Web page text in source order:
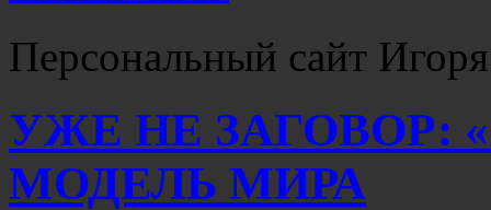
Персональный сайт
УЖЕ НЕ ЗАГОВОР:
МОДЕЛЬ МИРА